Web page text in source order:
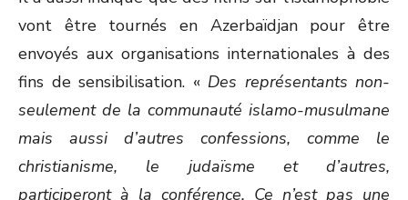
vont être tournés en Azerbaïdjan pour être
envoyés aux organisations internationales à des
fins de sensibilisation. « Des représentants non-
seulement de la communauté islamo-musulmane
mais aussi d’autres confessions, comme le
christianisme, le judaïsme et d’autres,
participeront à la conférence. Ce n’est pas une